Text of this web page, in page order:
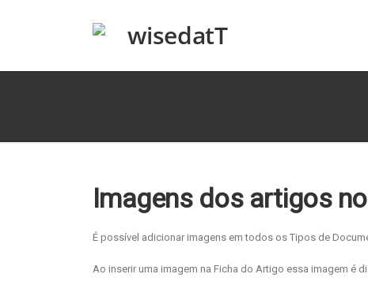
Imagens dos artigos
É possível adicionar imagens em todos os Tipos de
Ao inserir uma imagem na Ficha do Artigo essa imagem é